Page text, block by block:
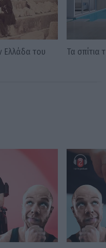
Ελλάδα του
Τα σπίτια